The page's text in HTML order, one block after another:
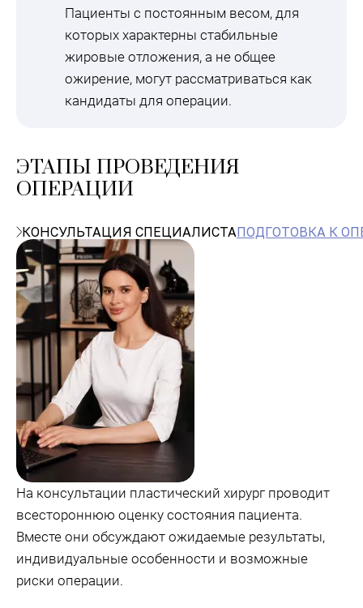
Пациенты с постоянным весом, для
которых характерны стабильные
жировые отложения, а не общее
ожирение, могут рассматриваться как
кандидаты для операции.
ЭТАПЫ ПРОВЕДЕНИЯ
ОПЕРАЦИИ
КОНСУЛЬТАЦИЯ СПЕЦИАЛИСТАПОДГОТОВКА К
На консультации пластический хирург проводит
всестороннюю оценку состояния пациента.
Вместе они обсуждают ожидаемые результаты,
индивидуальные особенности и возможные
риски операции.